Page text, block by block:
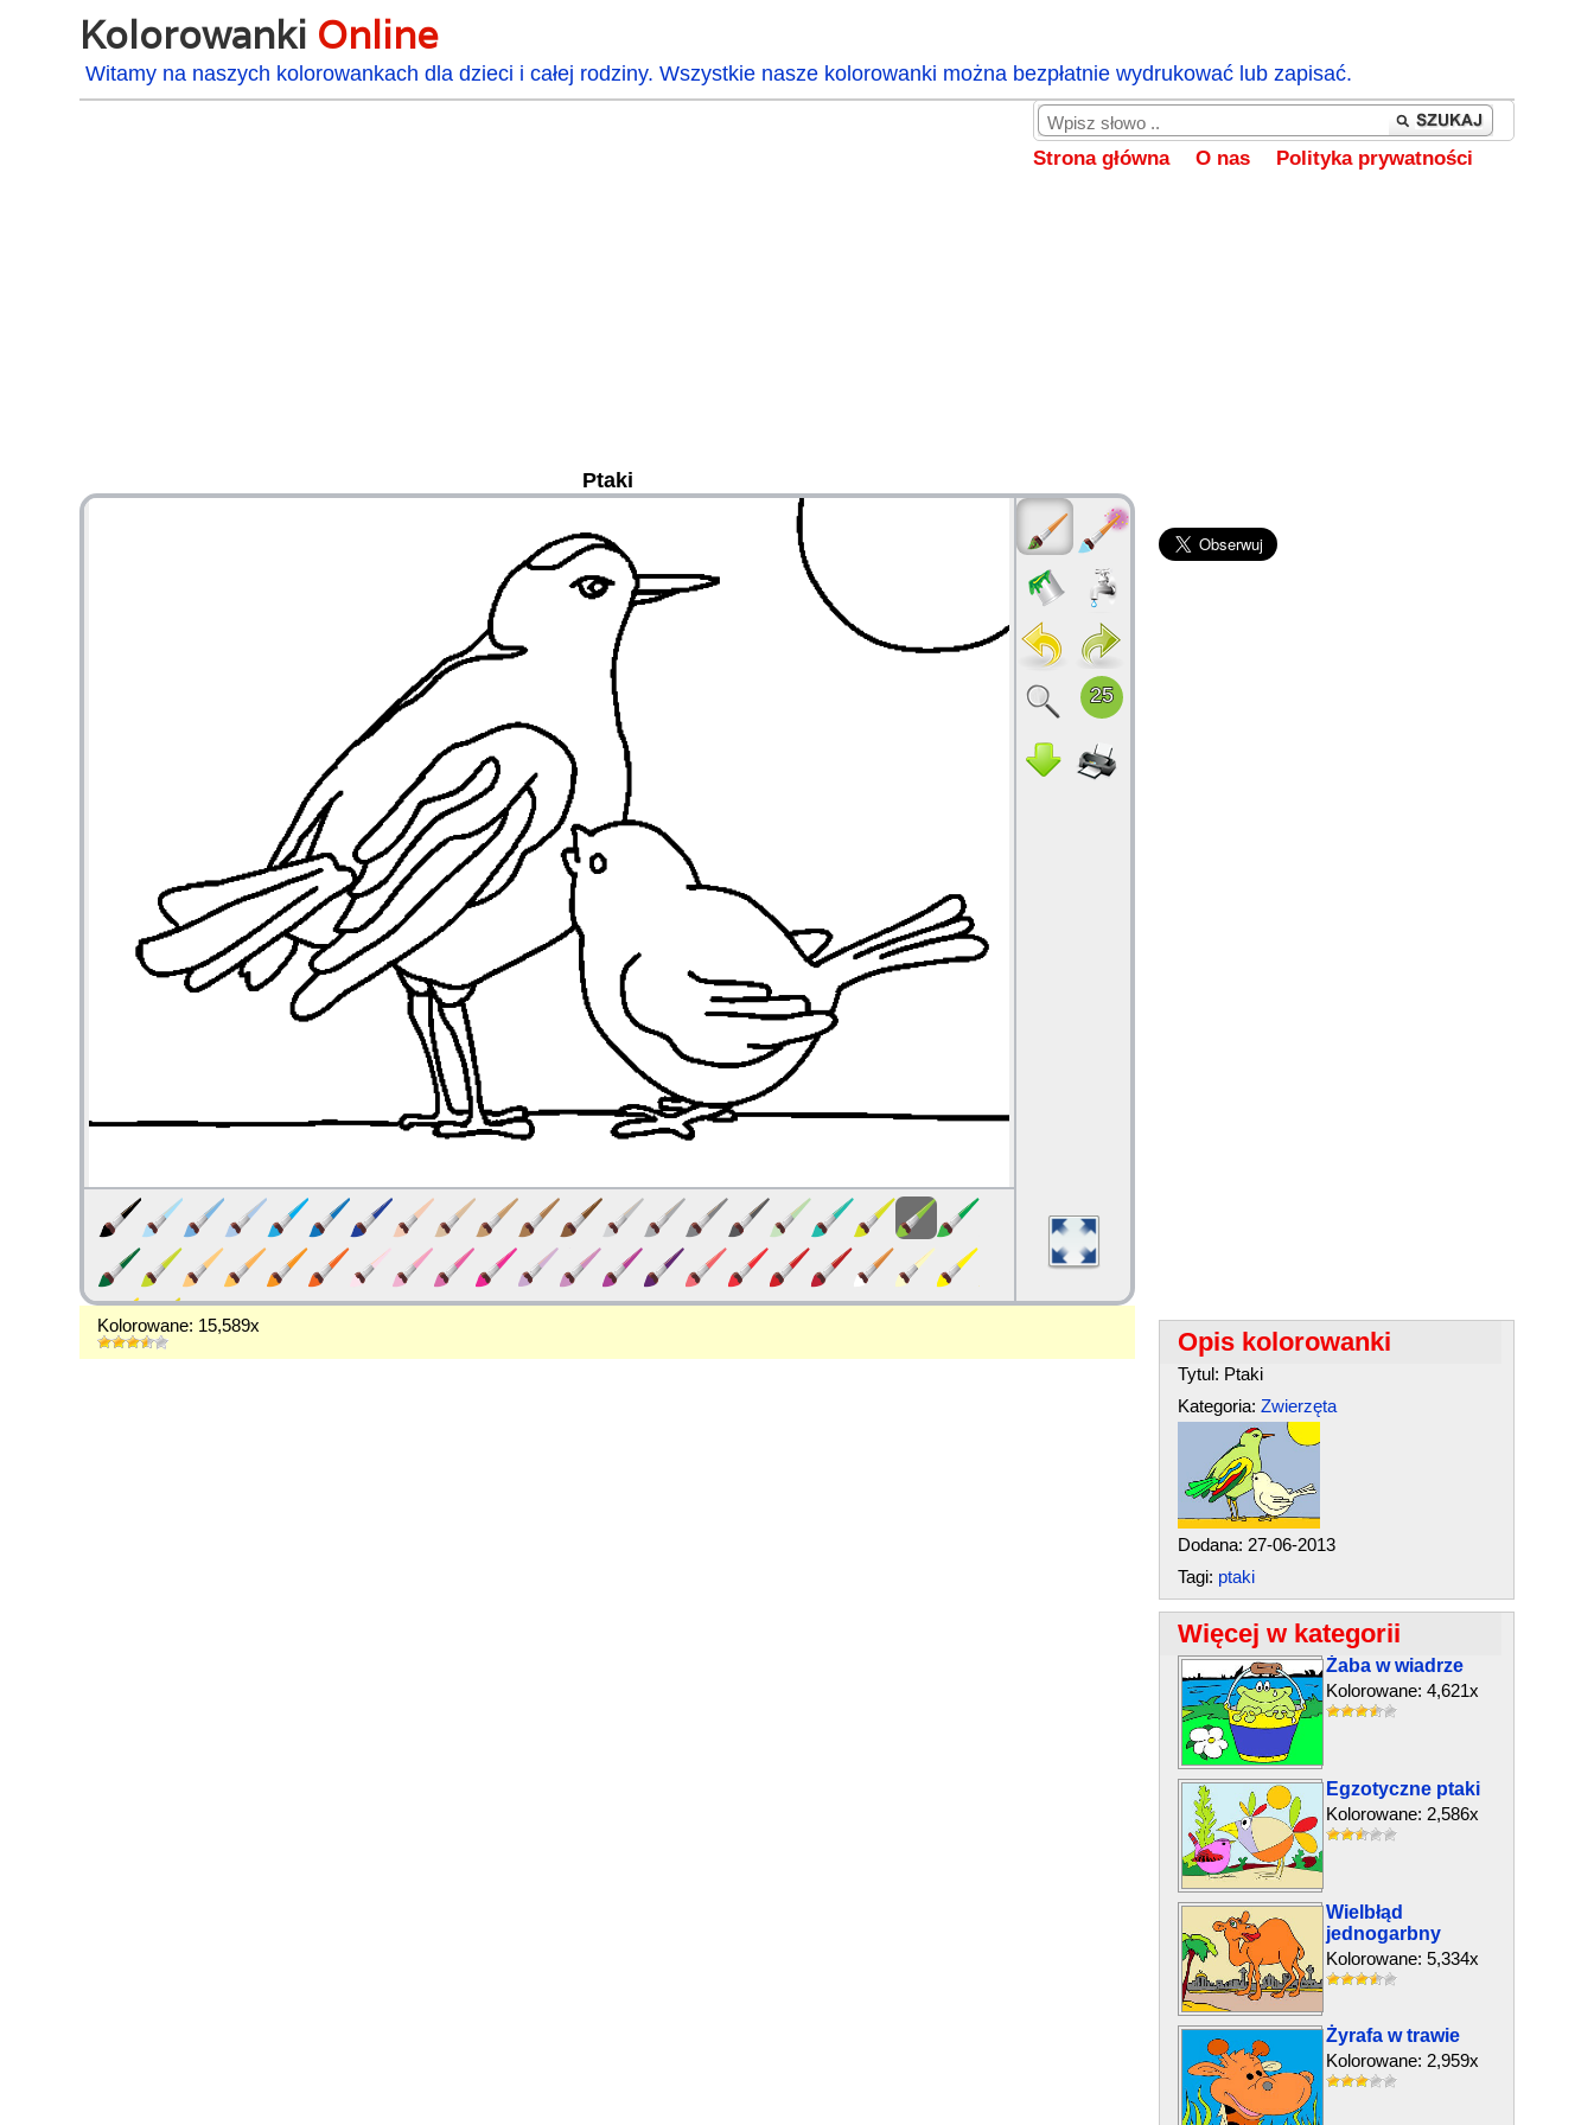
Kolorowanki Online
Witamy na naszych kolorowankach dla dzieci i całej rodziny. Wszystkie nasze kolorowanki można bezpłatnie wydrukować lub zapisać.
Strona główna O nas Polityka prywatności
Ptaki
Kolorowane: 15,589x
Opis kolorowanki
Tytul: Ptaki
Kategoria: Zwierzęta
Dodana: 27-06-2013
Tagi: ptaki
Więcej w kategorii
Żaba w wiadrze
Kolorowane: 4,621x
Egzotyczne ptaki
Kolorowane: 2,586x
Wielbłąd
jednogarbny
Kolorowane: 5,334x
Żyrafa w trawie
Kolorowane: 2,959x